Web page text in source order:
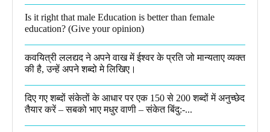
Is it right that male Education is better than female
education? (Give your opinion)
कवयित्री ललद्यद ने अपने वाख में ईश्वर के प्रति जो मान्यताए व्यक्त
की है, उन्हें अपने शब्दो मे लिखिए।
दिए गए शब्दों संकेतों के आधार पर एक 150 से 200 शब्दों में अनुच्छेद
तैयार करें – सबको भाए मधुर वाणी – संकेत बिंदु:-...